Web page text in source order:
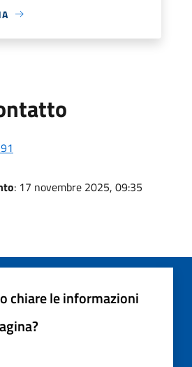
: 17 novembre 2025, 09:35
chiare le informazioni